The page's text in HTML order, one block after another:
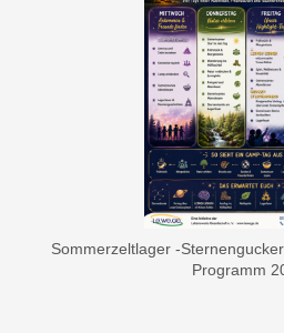
Bringzeit 7:00 Uhr bis 8:00 Uhr
Abholzeit: 20:00 Uhr
Tagesgäste mit Übernachtung:
Betreuungszeit 7:00 Uhr bis 9:00
Bringzeit 7:00 Uhr bis 8:00 Uhr
Abholzeit: 8:00 Uhr bis 9:00 Uhr
Ermäßigungswünsche:
Familien mit einem geringen
Möglichkeit, über das Bildungs-